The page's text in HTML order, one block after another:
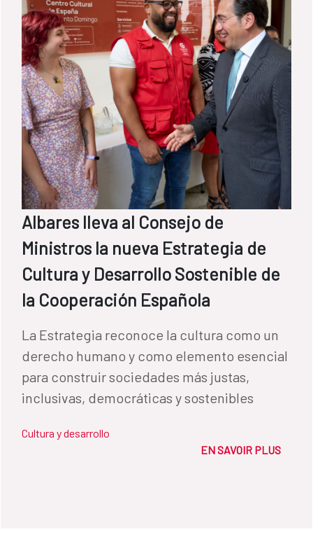
Albares lleva al Consejo de
Ministros la nueva Estrategia de
Cultura y Desarrollo Sostenible de
la Cooperación Española
La Estrategia reconoce la cultura como un
derecho humano y como elemento esencial
para construir sociedades más justas,
inclusivas, democráticas y sostenibles
Cultura y desarrollo
EN SAVOIR PLUS